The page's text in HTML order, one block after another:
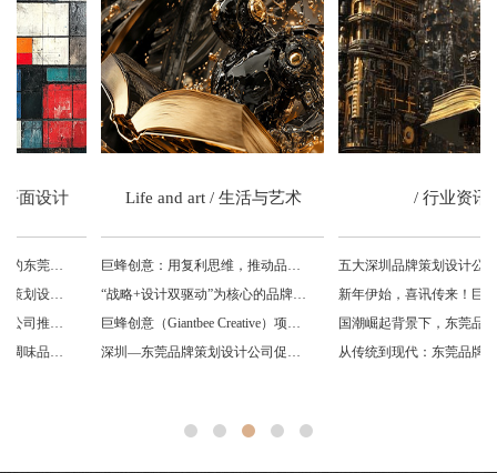
Life and art / 生活与艺术
巨蜂创意：用复利思维，推动品牌长久增值
“战略+设计双驱动”为核心的品牌咨询公司
巨蜂创意（Giantbee Creative）项目能力简析
深圳—东莞品牌策划设计公司促进调味品行业发展的研究
/ 行业资讯
五大深圳品牌策划设计公司推荐
新年伊始，喜讯传来！巨蜂创意签约永益食品·凤球唛，2026年年度品牌设计合作服务
国潮崛起背景下，东莞品牌设计公司如何塑造年轻化品牌符号？
从传统到现代：东莞品牌策划设计公司转型之路